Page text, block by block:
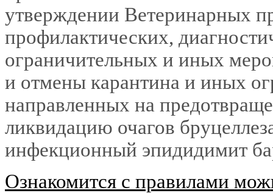
утверждении Ветеринарных
профилактических,
ограничительных и иных
и отмены карантина и иных
направленных на
ликвидацию очагов
инфекционный эпидидимит
Ознакомится с правилами